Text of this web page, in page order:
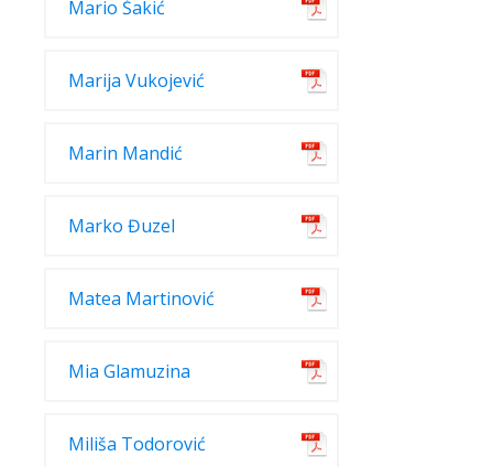
Mario Šakić
Marija Vukojević
Marin Mandić
Marko Đuzel
Matea Martinović
Mia Glamuzina
Miliša Todorović